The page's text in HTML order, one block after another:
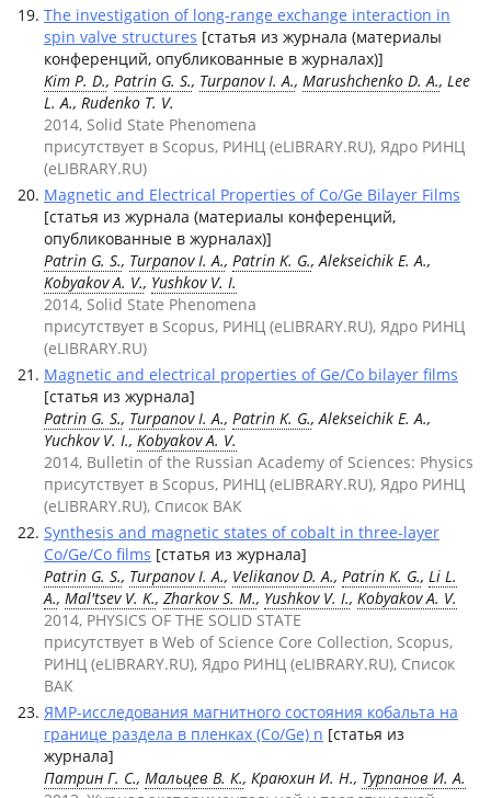
The investigation of long-range exchange interaction in
spin valve structures [статья из журнала (материалы
конференций, опубликованные в журналах)]
Kim P. D., Patrin G. S., Turpanov I. A., Marushchenko D. A., Lee
L. A., Rudenko T. V.
2014, Solid State Phenomena
присутствует в Scopus, РИНЦ (eLIBRARY.RU), Ядро РИНЦ
(eLIBRARY.RU)
Magnetic and Electrical Properties of Co/Ge Bilayer Films
[статья из журнала (материалы конференций,
опубликованные в журналах)]
Patrin G. S., Turpanov I. A., Patrin K. G., Alekseichik E. A.,
Kobyakov A. V., Yushkov V. I.
2014, Solid State Phenomena
присутствует в Scopus, РИНЦ (eLIBRARY.RU), Ядро РИНЦ
(eLIBRARY.RU)
Magnetic and electrical properties of Ge/Co bilayer films
[статья из журнала]
Patrin G. S., Turpanov I. A., Patrin K. G., Alekseichik E. A.,
Yuchkov V. I., Kobyakov A. V.
2014, Bulletin of the Russian Academy of Sciences: Physics
присутствует в Scopus, РИНЦ (eLIBRARY.RU), Ядро РИНЦ
(eLIBRARY.RU), Список ВАК
Synthesis and magnetic states of cobalt in three-layer
Co/Ge/Co films [статья из журнала]
Patrin G. S., Turpanov I. A., Velikanov D. A., Patrin K. G., Li L.
A., Mal'tsev V. K., Zharkov S. M., Yushkov V. I., Kobyakov A. V.
2014, PHYSICS OF THE SOLID STATE
присутствует в Web of Science Core Collection, Scopus,
РИНЦ (eLIBRARY.RU), Ядро РИНЦ (eLIBRARY.RU), Список
ВАК
ЯМР-исследования магнитного состояния кобальта на
границе раздела в пленках (Co/Ge) n [статья из
журнала]
Патрин Г. С., Мальцев В. К., Краюхин И. Н., Турпанов И. А.